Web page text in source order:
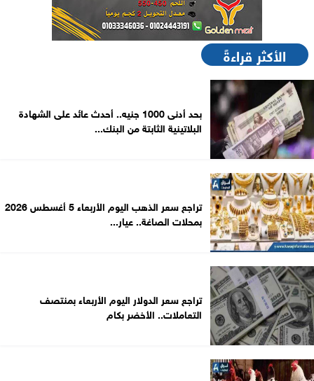
الأكثر قراءةً
بحد أدنى 1000 جنيه.. أحدث عائد على الشهادة
البلاتينية الثابتة من البنك...
تراجع سعر الذهب اليوم الأربعاء 5 أغسطس 2026
بمحلات الصاغة.. عيار...
تراجع سعر الدولار اليوم الأربعاء بمنتصف
التعاملات.. الأخضر بكام